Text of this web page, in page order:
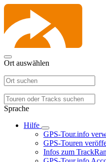
Ort auswählen
Sprache
Hilfe
GPS-Tour.info
GPS-Touren
Infos zum